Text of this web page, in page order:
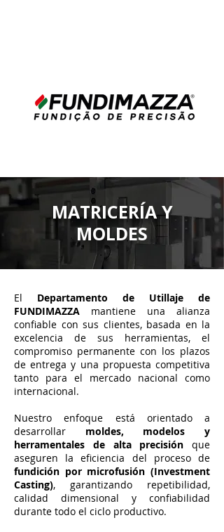
MATRICERÍA Y
MOLDES
El Departamento de Utillaje de
FUNDIMAZZA mantiene una alianza
confiable con sus clientes, basada en la
excelencia de sus herramientas, el
compromiso permanente con los plazos
de entrega y una propuesta competitiva
tanto para el mercado nacional como
internacional.
Nuestro enfoque está orientado a
desarrollar moldes, modelos y
herramentales de alta precisión que
aseguren la eficiencia del proceso de
fundición por microfusión (Investment
Casting), garantizando repetibilidad,
calidad dimensional y confiabilidad
durante todo el ciclo productivo.